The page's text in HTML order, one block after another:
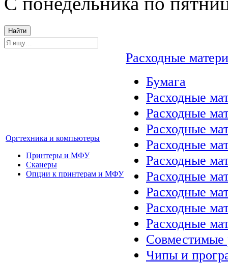
Найти
Оргтехника и компьютеры
Принтеры и МФУ
Сканеры
Опции к принтерам и МФУ
Расходные
Бумага
Расходные
Расходные
Расходные
Расходные
Расходные
Расходные
Расходные
Расходные
Расходные
Совместимые
Чипы и